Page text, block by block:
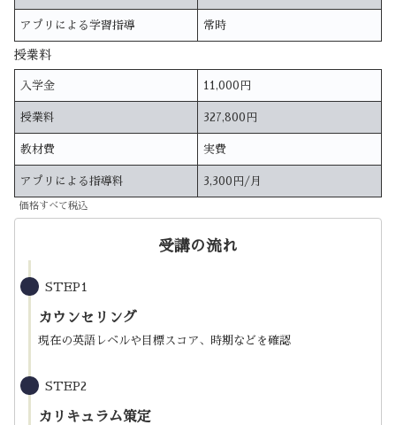
アプリによる学習指導 常時
授業料
入学金 11,000円
授業料 327,800円
教材費 実費
アプリによる指導料 3,300円/月
価格すべて税込
受講の流れ
STEP1
カウンセリング
現在の英語レベルや目標スコア、時期などを確認
STEP2
カリキュラム策定